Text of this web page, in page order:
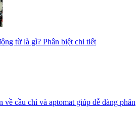
từ là gì? Phân biệt chi tiết
về cầu chì và aptomat giúp dễ dàng phân